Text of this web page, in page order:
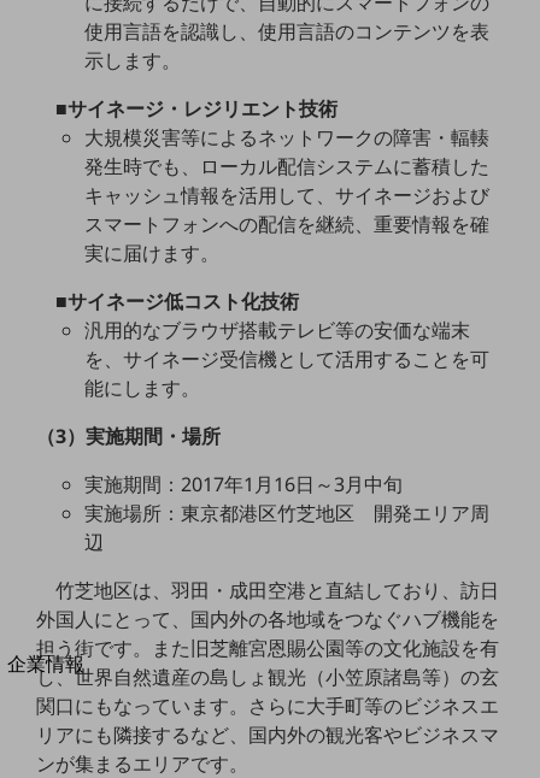
小売・卸売業
その他の業界はこちら
ビジネスお悩み診断
NTTドコモビジネス
オンラインショップ
モバイル・ICTサービスをオンラインで
法人向けモバイルトップ
サービス・商品を探す
新規会員登録/ログインはこちら
100回線以上のお問い合わせ・お見積りはこちら
別ウィンドウで開きます
企業情報
企業情報TOP
会社案内
会社案内TOP
使用言語を認識し、使用言語のコンテンツを表
示します。
■サイネージ・レジリエント技術
大規模災害等によるネットワークの障害・輻輳
発生時でも、ローカル配信システムに蓄積した
キャッシュ情報を活用して、サイネージおよび
スマートフォンへの配信を継続、重要情報を確
実に届けます。
■サイネージ低コスト化技術
汎用的なブラウザ搭載テレビ等の安価な端末
を、サイネージ受信機として活用することを可
能にします。
（3）実施期間・場所
実施期間：2017年1月16日～3月中旬
実施場所：東京都港区竹芝地区 開発エリア周
辺
竹芝地区は、羽田・成田空港と直結しており、訪日
外国人にとって、国内外の各地域をつなぐハブ機能を
担う街です。また旧芝離宮恩賜公園等の文化施設を有
し、世界自然遺産の島しょ観光（小笠原諸島等）の玄
関口にもなっています。さらに大手町等のビジネスエ
リアにも隣接するなど、国内外の観光客やビジネスマ
ンが集まるエリアです。